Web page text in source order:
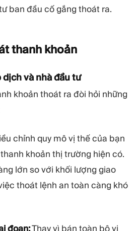
ban đầu cố gắng thoát ra.
thanh khoản
dịch và nhà đầu tư
khoản thoát ra đòi hỏi những
chỉnh quy mô vị thế của bạn
khoản thị trường hiện có.
lớn so với khối lượng giao
thoát lệnh an toàn càng khó
đoạn:Thay vì bán toàn bộ vị